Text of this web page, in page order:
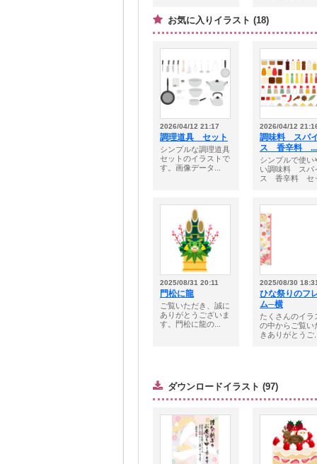
お気に入りイラスト (18)
2026/04/12 21:17
調理道具 セット
シンプルな調理道具
セットのイラストで
す。画像データ...
2026/04/12
調味料 スパ
ス 香辛料 ...
シンプルで使い
い調味料 スパ
ス 香辛料 セ
2025/08/31 20:11
門松に龍
ご覧いただき、誠に
ありがとうございま
す。門松に龍の...
2025/08/30
ひな祭りのフ
ム─横
たくさんのイラ
の中からご覧い
きありがとうご
ダウンロードイラスト (97)